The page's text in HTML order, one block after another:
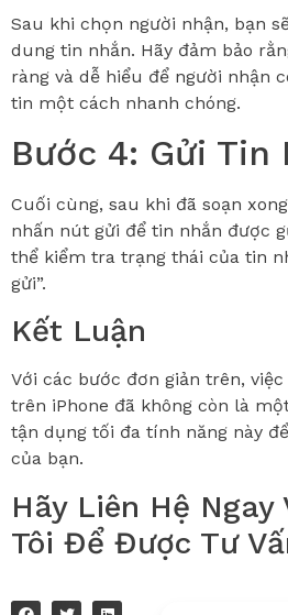
Sau khi chọn người nhận, bạn
dung tin nhắn. Hãy đảm bảo
ràng và dễ hiểu để người nhận
tin một cách nhanh chóng.
Bước 4: Gửi Tin
Cuối cùng, sau khi đã soạn
nhấn nút gửi để tin nhắn được
thể kiểm tra trạng thái của tin
gửi”.
Kết Luận
Với các bước đơn giản trên,
trên iPhone đã không còn là
tận dụng tối đa tính năng này
của bạn.
Hãy Liên Hệ Ngay
Tôi Để Được Tư